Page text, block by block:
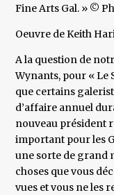
Fine Arts Gal. » ©
Oeuvre de Keith
A la question de
Wynants, pour « Le
que certains
d’affaire annuel
nouveau président
important pour les
une sorte de grand
choses que vous
vues et vous ne les